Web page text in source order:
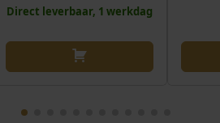
Direct leverbaar, 1 werkdag